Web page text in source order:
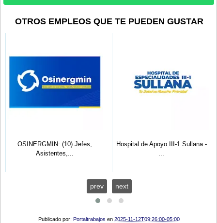
OTROS EMPLEOS QUE TE PUEDEN GUSTAR
OSINERGMIN: (10) Jefes,
Asistentes,...
Hospital de Apoyo III-1 Sullana -
...
prev next
Publicado por: Portaltrabajos en 2025-11-12T09:26:00-05:00